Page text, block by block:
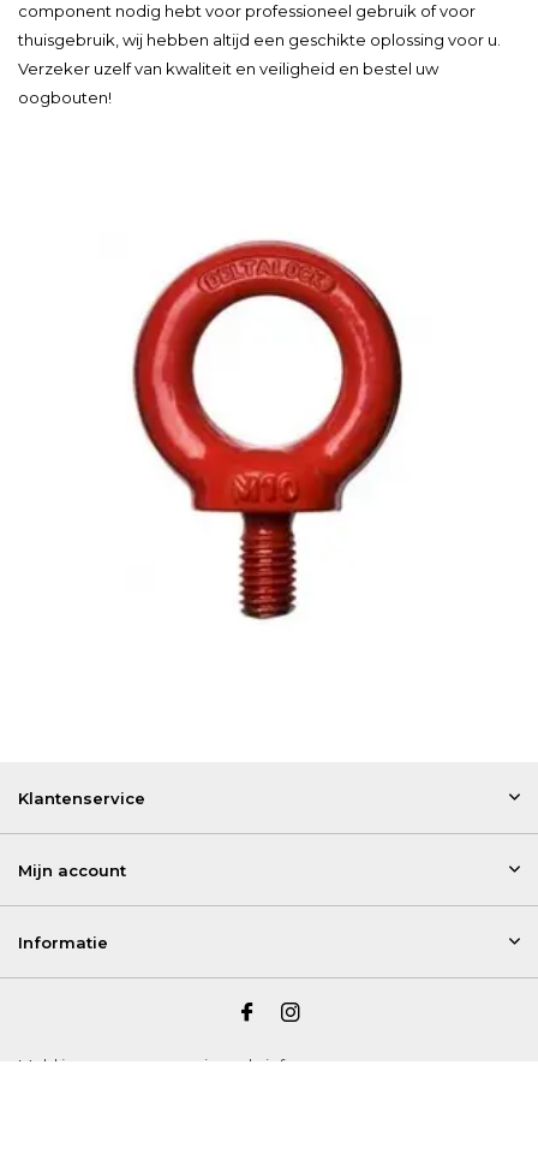
component nodig hebt voor professioneel gebruik of voor
thuisgebruik, wij hebben altijd een geschikte oplossing voor u.
Verzeker uzelf van kwaliteit en veiligheid en bestel uw
oogbouten!
Klantenservice
Mijn account
Informatie
Meld je aan voor onze nieuwsbrief